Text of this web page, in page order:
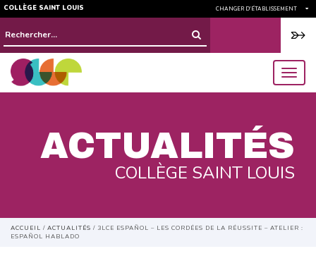
COLLÈGE SAINT LOUIS CHANGER D'ÉTABLISSEMENT
Rechercher :
menu
ACTUALITÉS
COLLÈGE SAINT LOUIS
ACCUEIL / ACTUALITÉS / 3LCE ESPAÑOL – LES CORDÉES DE LA RÉUSSITE – ATELIER :
ESPAÑOL HABLADO